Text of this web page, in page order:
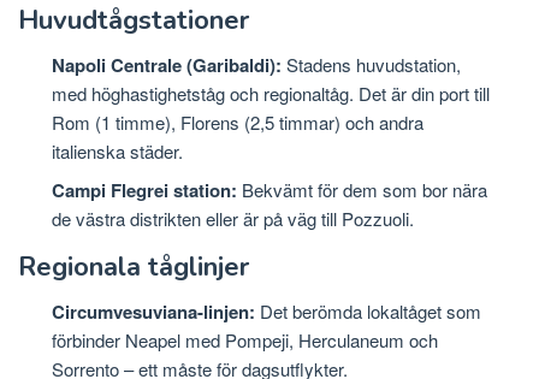
Huvudtågstationer
Napoli Centrale (Garibaldi): Stadens huvudstation,
med höghastighetståg och regionaltåg. Det är din port till
Rom (1 timme), Florens (2,5 timmar) och andra
italienska städer.
Campi Flegrei station: Bekvämt för dem som bor nära
de västra distrikten eller är på väg till Pozzuoli.
Regionala tåglinjer
Circumvesuviana-linjen: Det berömda lokaltåget som
förbinder Neapel med Pompeji, Herculaneum och
Sorrento – ett måste för dagsutflykter.